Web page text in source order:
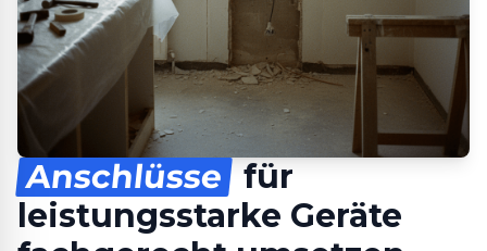
Anschlüsse für
leistungsstarke Geräte